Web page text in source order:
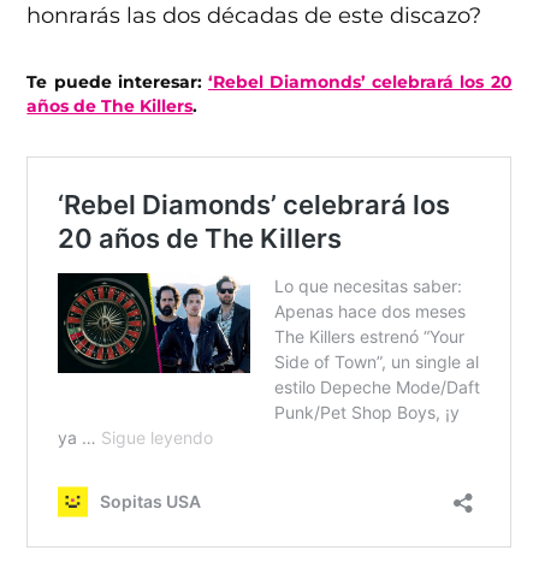
honrarás las dos décadas de este discazo?
Te puede interesar: ‘Rebel Diamonds’ celebrará los 20
años de The Killers.